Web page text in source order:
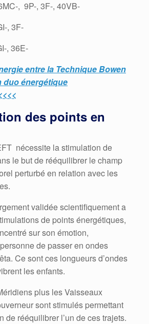
, 9P-, 3F-, 40VB-
, 3F-
, 36E-
entre la Technique Bowen
duo énergétique
des points en
nécessite la stimulation de
le but de rééquilibrer le champ
perturbé en relation avec les
validée scientifiquement a
de points énergétiques,
sur son émotion,
de passer en ondes
Ce sont ces longueurs d’ondes
les enfants.
plus les Vaisseaux
sont stimulés permettant
de rééquilibrer l’un de ces trajets.